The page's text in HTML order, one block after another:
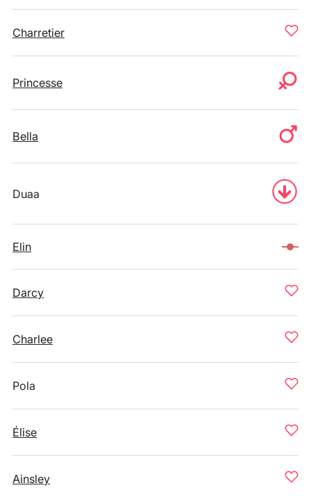
Charretier
Princesse
Bella
Duaa
Elin
Darcy
Charlee
Pola
Élise
Ainsley